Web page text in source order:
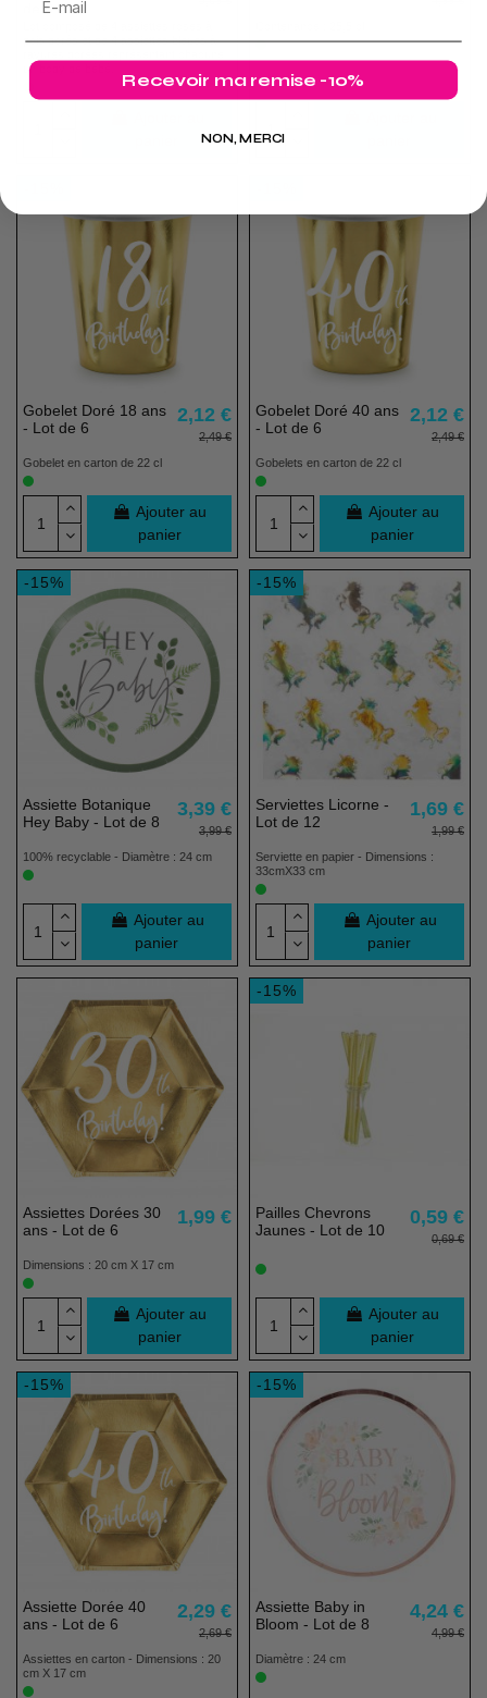
de 8
pois dorés et de 4 assiettes bleues à
un body de bébé.
Gobelet Doré 18 ans
- Lot de 6
2,12 €
2,49 €
Gobelet en carton de 22 cl
Ajouter au
panier
Gobelet Doré 40 ans
- Lot de 6
2,12 €
2,49 €
Gobelets en carton de 22 cl
Ajouter au
panier
-15%
Assiette Botanique
Hey Baby - Lot de 8
3,39 €
3,99 €
100% recyclable - Diamètre : 24 cm
Ajouter au
panier
-15%
Serviettes Licorne -
Lot de 12
1,69 €
1,99 €
Serviette en papier - Dimensions :
33cmX33 cm
Ajouter au
panier
Assiettes Dorées 30
ans - Lot de 6
1,99 €
Dimensions : 20 cm X 17 cm
Ajouter au
panier
-15%
Pailles Chevrons
Jaunes - Lot de 10
0,59 €
0,69 €
Ajouter au
panier
-15%
Assiette Dorée 40
ans - Lot de 6
2,29 €
2,69 €
Assiettes en carton - Dimensions : 20
cm X 17 cm
-15%
Assiette Baby in
Bloom - Lot de 8
4,24 €
4,99 €
Diamètre : 24 cm
Recevoir ma remise -10%
NON, MERCI